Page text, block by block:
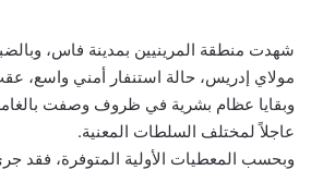
شهدت منطقة المرينيين بمدينة فاس،
مولاي إدريس، حالة استنفار أمني واسع،
وبقايا عظام بشرية في ظروف وصفت
عاجلاً لمختلف السلطات المعنية.
وبحسب المعطيات الأولية المتوفرة، فقد